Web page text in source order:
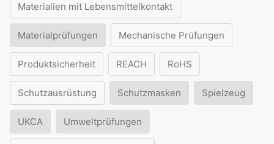
Materialien mit Lebensmittelkontakt
Materialprüfungen Mechanische Prüfungen
Produktsicherheit REACH RoHS
Schutzausrüstung Schutzmasken Spielzeug
UKCA Umweltprüfungen